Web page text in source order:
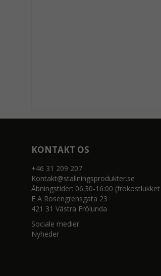
KONTAKT OS
+46 31 209 207
Kontakt@stallningsprodukter.se
Åbningstider: 06:30-16:00
E A Rosengrensgata 23
421 31 Västra Frölunda
Sociale medier
Nyheder